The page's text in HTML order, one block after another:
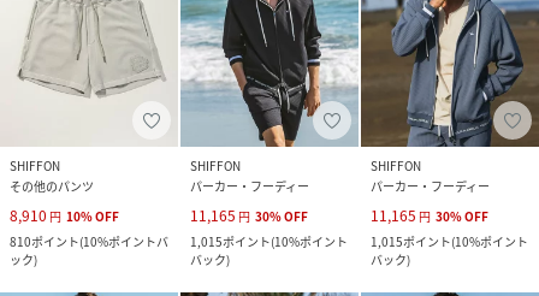
SHIFFON
その他のパンツ
8,910 円 10%OFF
810ポイント(10%ポイントバ
ック)
SHIFFON
パーカー・フーディー
11,165 円 30%OFF
1,015ポイント(10%ポイント
バック)
SHIFFON
パーカー・フーディー
11,165 円 30%OFF
1,015ポイント(10%ポイント
バック)